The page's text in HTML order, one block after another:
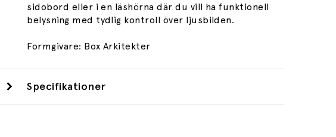
sidobord eller i en läshörna där du vill ha funktionell
belysning med tydlig kontroll över ljusbilden.
Formgivare: Box Arkitekter
Specifikationer